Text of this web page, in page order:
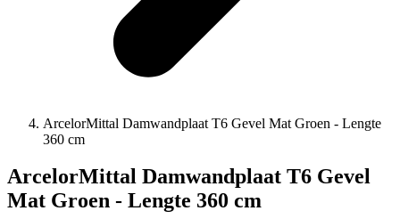
ArcelorMittal Damwandplaat T6 Gevel Mat Groen - Lengte
360 cm
ArcelorMittal Damwandplaat T6 Gevel
Mat Groen - Lengte 360 cm